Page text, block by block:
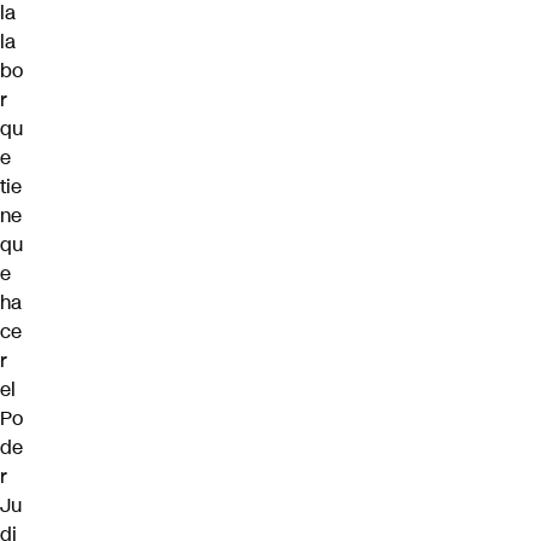
la
la
bo
r
qu
e
tie
ne
qu
e
ha
ce
r
el
Po
de
r
Ju
di